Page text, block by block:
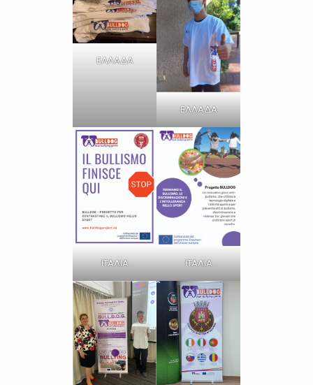
ΕΛΛΑΔΑ
ΕΛΛΑΔΑ
ΙΤΑΛΙΑ ΙΤΑΛΙΑ